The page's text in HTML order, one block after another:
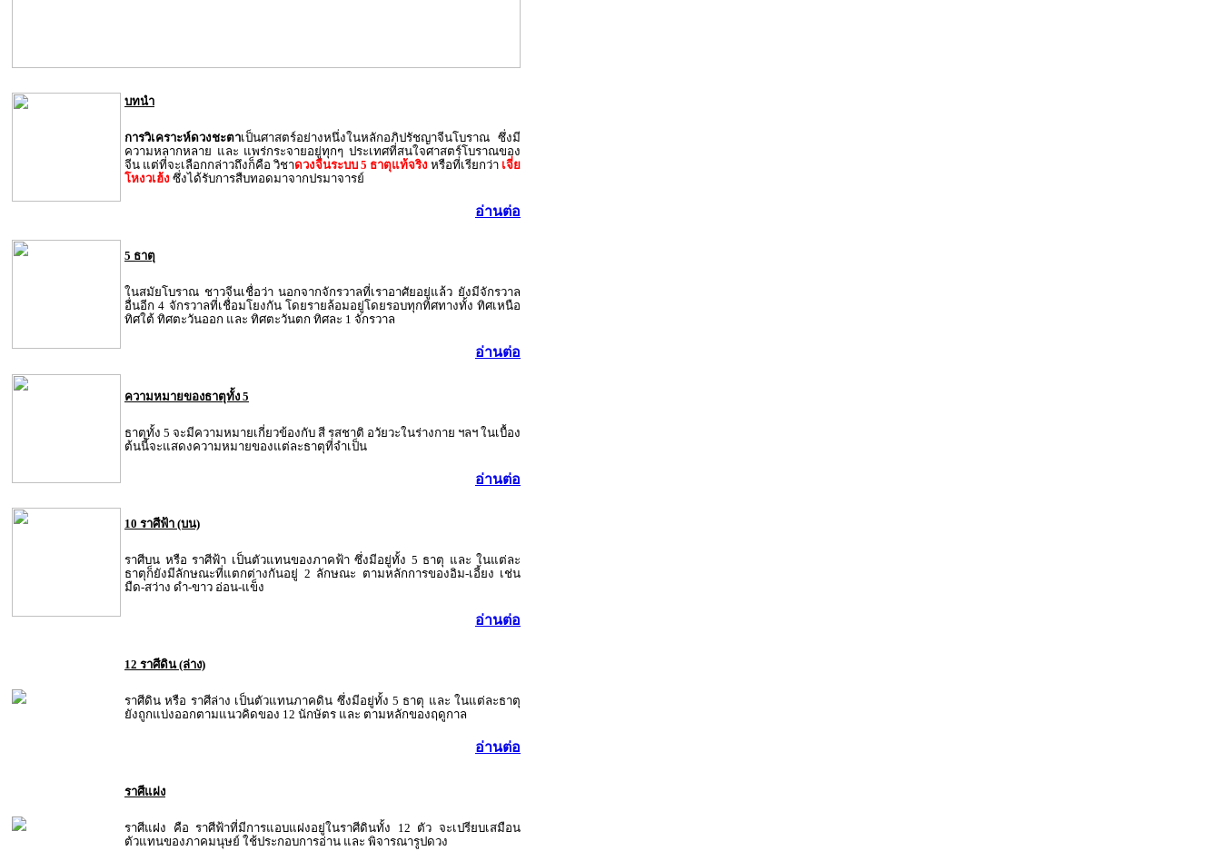
บทนำ
การวิเคราะห์ดวงชะตาเป็นศาสตร์อย่างหนึ่งในหลักอภิปรัชญาจีนโบราณ ซึ่งมี
ความหลากหลาย และ แพร่กระจายอยู่ทุกๆ ประเทศที่สนใจศาสตร์โบราณของ
จีน แต่ที่จะเลือกกล่าวถึงก็คือ วิชาดวงจีนระบบ 5 ธาตุแท้จริง หรือที่เรียกว่า เจี่ย
โหงวเฮ้ง ซึ่งได้รับการสืบทอดมาจากปรมาจารย์
อ่านต่อ
5 ธาตุ
ในสมัยโบราณ ชาวจีนเชื่อว่า นอกจากจักรวาลที่เราอาศัยอยู่แล้ว ยังมีจักรวาล
อื่นอีก 4 จักรวาลที่เชื่อมโยงกัน โดยรายล้อมอยู่โดยรอบทุกทิศทางทั้ง ทิศเหนือ
ทิศใต้ ทิศตะวันออก และ ทิศตะวันตก ทิศละ 1 จักรวาล
อ่านต่อ
ความหมายของธาตุทั้ง 5
ธาตุทั้ง 5 จะมีความหมายเกี่ยวข้องกับ สี รสชาติ อวัยวะในร่างกาย ฯลฯ ในเบื้อง
ต้นนี้จะแสดงความหมายของแต่ละธาตุที่จำเป็น
อ่านต่อ
10 ราศีฟ้า (บน)
ราศีบน หรือ ราศีฟ้า เป็นตัวแทนของภาคฟ้า ซึ่งมีอยู่ทั้ง 5 ธาตุ และ ในแต่ละ
ธาตุก็ยังมีลักษณะที่แตกต่างกันอยู่ 2 ลักษณะ ตามหลักการของอิม-เอี้ยง เช่น
มืด-สว่าง ดำ-ขาว อ่อน-แข็ง
อ่านต่อ
12 ราศีดิน (ล่าง)
ราศีดิน หรือ ราศีล่าง เป็นตัวแทนภาคดิน ซึ่งมีอยู่ทั้ง 5 ธาตุ และ ในแต่ละธาตุ
ยังถูกแบ่งออกตามแนวคิดของ 12 นักษัตร และ ตามหลักของฤดูกาล
อ่านต่อ
ราศีแฝง
ราศีแฝง คือ ราศีฟ้าที่มีการแอบแฝงอยู่ในราศีดินทั้ง 12 ตัว จะเปรียบเสมือน
ตัวแทนของภาคมนุษย์ ใช้ประกอบการอ่าน และ พิจารณารูปดวง